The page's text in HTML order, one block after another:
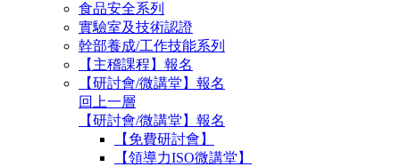
食品安全系列
實驗室及技術認證
幹部養成/工作技能系列
【主稽課程】報名
【研討會/微講堂】報名
回上一層
【研討會/微講堂】報名
【免費研討會】
【領導力ISO微講堂】